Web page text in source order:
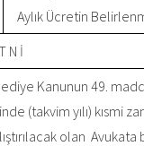
Aylık Ücretin
N İ
Kanunun 49.
(takvim yılı) kısmi
olan Avukata